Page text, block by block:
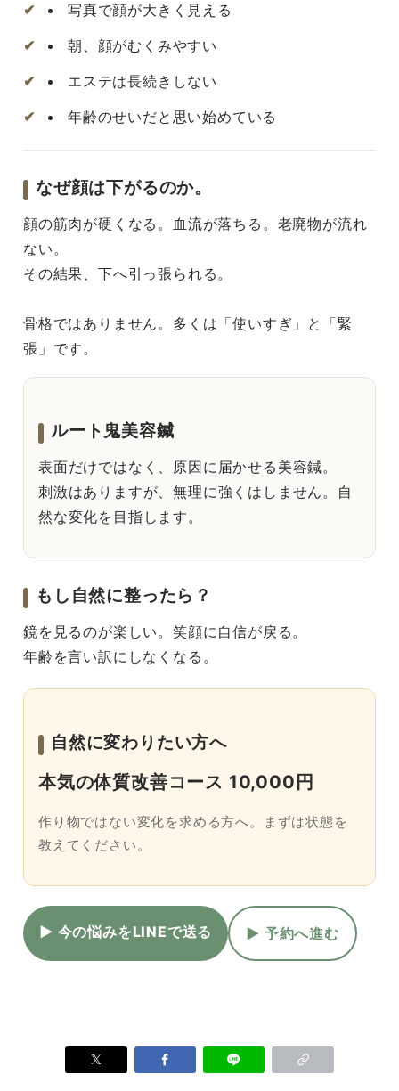
写真で顔が大きく見える
朝、顔がむくみやすい
エステは長続きしない
年齢のせいだと思い始めている
なぜ顔は下がるのか。
顔の筋肉が硬くなる。血流が落ちる。老廃物が流れ
ない。
その結果、下へ引っ張られる。
骨格ではありません。多くは「使いすぎ」と「緊
張」です。
ルート鬼美容鍼
表面だけではなく、原因に届かせる美容鍼。
刺激はありますが、無理に強くはしません。自
然な変化を目指します。
もし自然に整ったら？
鏡を見るのが楽しい。笑顔に自信が戻る。
年齢を言い訳にしなくなる。
自然に変わりたい方へ
本気の体質改善コース 10,000円
作り物ではない変化を求める方へ。まずは状態を
教えてください。
▶ 今の悩みをLINEで送る ▶ 予約へ進む